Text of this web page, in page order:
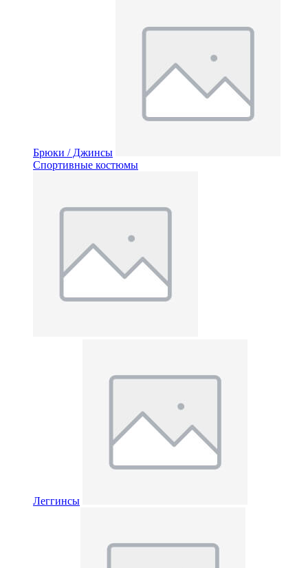
Брюки / Джинсы
Спортивные костюмы
Леггинсы